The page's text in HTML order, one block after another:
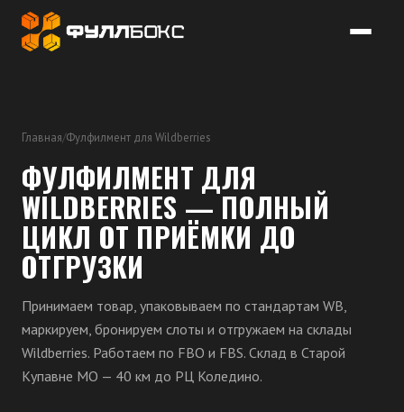
Главная/Фулфилмент для Wildberries
ФУЛФИЛМЕНТ ДЛЯ
WILDBERRIES — ПОЛНЫЙ
ЦИКЛ ОТ ПРИЁМКИ ДО
ОТГРУЗКИ
Принимаем товар, упаковываем по стандартам WB,
маркируем, бронируем слоты и отгружаем на склады
Wildberries. Работаем по FBO и FBS. Склад в Старой
Купавне МО — 40 км до РЦ Коледино.